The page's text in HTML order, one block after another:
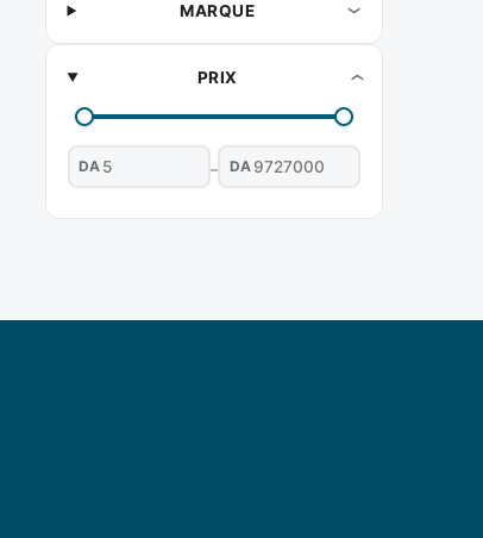
MARQUE
PRIX
DA – DA